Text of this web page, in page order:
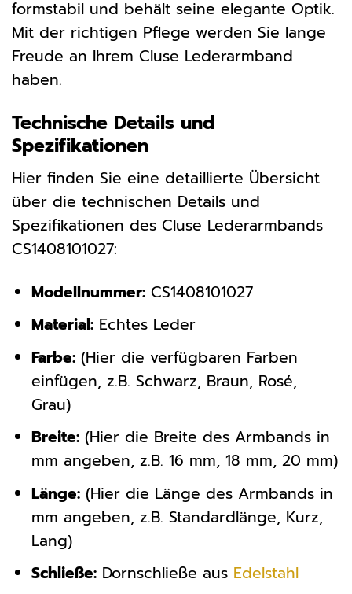
formstabil und behält seine elegante Optik.
Mit der richtigen Pflege werden Sie lange
Freude an Ihrem Cluse Lederarmband
haben.
Technische Details und
Spezifikationen
Hier finden Sie eine detaillierte Übersicht
über die technischen Details und
Spezifikationen des Cluse Lederarmbands
CS1408101027:
Modellnummer:CS1408101027
Material:Echtes Leder
Farbe:(Hier die verfügbaren Farben
einfügen, z.B. Schwarz, Braun, Rosé,
Grau)
Breite:(Hier die Breite des Armbands in
mm angeben, z.B. 16 mm, 18 mm, 20 mm)
Länge:(Hier die Länge des Armbands in
mm angeben, z.B. Standardlänge, Kurz,
Lang)
Schließe:Dornschließe aus Edelstahl